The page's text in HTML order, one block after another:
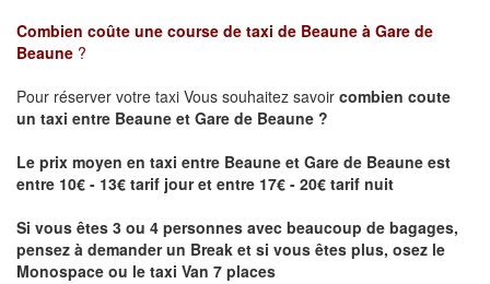
Combien coûte une course de taxi de Beaune à Gare de
Beaune ?
Pour réserver votre taxi Vous souhaitez savoir combien coute
un taxi entre Beaune et Gare de Beaune ?
Le prix moyen en taxi entre Beaune et Gare de Beaune est
entre 10€ - 13€ tarif jour et entre 17€ - 20€ tarif nuit
Si vous êtes 3 ou 4 personnes avec beaucoup de bagages,
pensez à demander un Break et si vous êtes plus, osez le
Monospace ou le taxi Van 7 places